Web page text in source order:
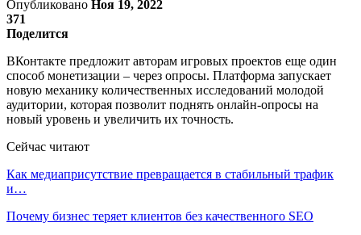
Опубликовано Ноя 19, 2022
371
Поделится
ВКонтакте предложит авторам игровых проектов еще один
способ монетизации – через опросы. Платформа запускает
новую механику количественных исследований молодой
аудитории, которая позволит поднять онлайн-опросы на
новый уровень и увеличить их точность.
Сейчас читают
Как медиаприсутствие превращается в стабильный трафик
и…
Почему бизнес теряет клиентов без качественного SEO